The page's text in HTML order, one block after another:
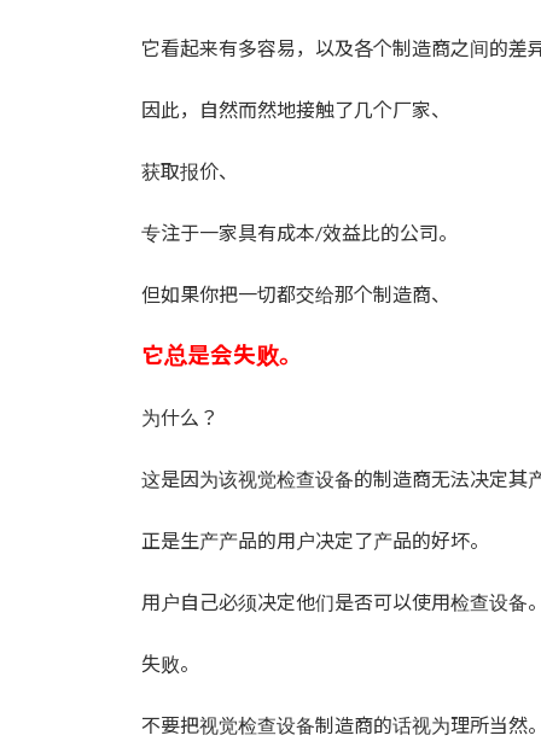
它看起来有多容易，以及各个制造商之间的差
因此，自然而然地接触了几个厂家、
获取报价、
专注于一家具有成本/效益比的公司。
但如果你把一切都交给那个制造商、
它总是会失败。
为什么？
这是因为该视觉检查设备的制造商无法决定其
正是生产产品的用户决定了产品的好坏。
用户自己必须决定他们是否可以使用检查设备。
失败。
不要把视觉检查设备制造商的话视为理所当然。